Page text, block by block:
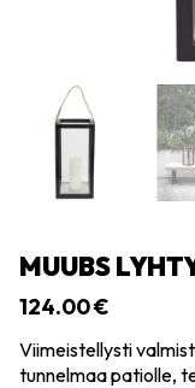
MUUBS
124.00€
Viimeistellysti
tunnelmaa patiolle,